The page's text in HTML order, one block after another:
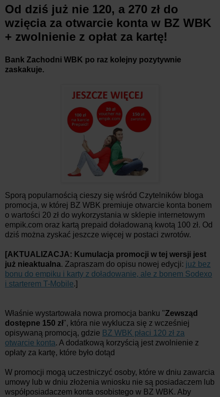
Od dziś już nie 120, a 270 zł do
wzięcia za otwarcie konta w BZ WBK
+ zwolnienie z opłat za kartę!
Bank Zachodni WBK po raz kolejny pozytywnie
zaskakuje.
Sporą popularnością cieszy się wśród Czytelników bloga
promocja, w której BZ WBK premiuje otwarcie konta bonem
o wartości 20 zł do wykorzystania w sklepie internetowym
empik.com oraz kartą prepaid doładowaną kwotą 100 zł. Od
dziś można zyskać jeszcze więcej w postaci zwrotów.
[AKTUALIZACJA: Kumulacja promocji w tej wersji jest
już nieaktualna. Zapraszam do opisu nowej edycji: już bez
bonu do empiku i karty z doładowanie, ale z bonem Sodexo
i starterem T-Mobile.]
Właśnie wystartowała nowa promocja banku "Zewsząd
dostępne 150 zł", która nie wyklucza się z wcześniej
opisywaną promocją, gdzie BZ WBK płaci 120 zł za
otwarcie konta. A dodatkową korzyścią jest zwolnienie z
opłaty za kartę, które było dotąd
W promocji mogą uczestniczyć osoby, które w dniu zawarcia
umowy lub w dniu złożenia wniosku nie są posiadaczem lub
współposiadaczem konta osobistego w BZ WBK. Aby